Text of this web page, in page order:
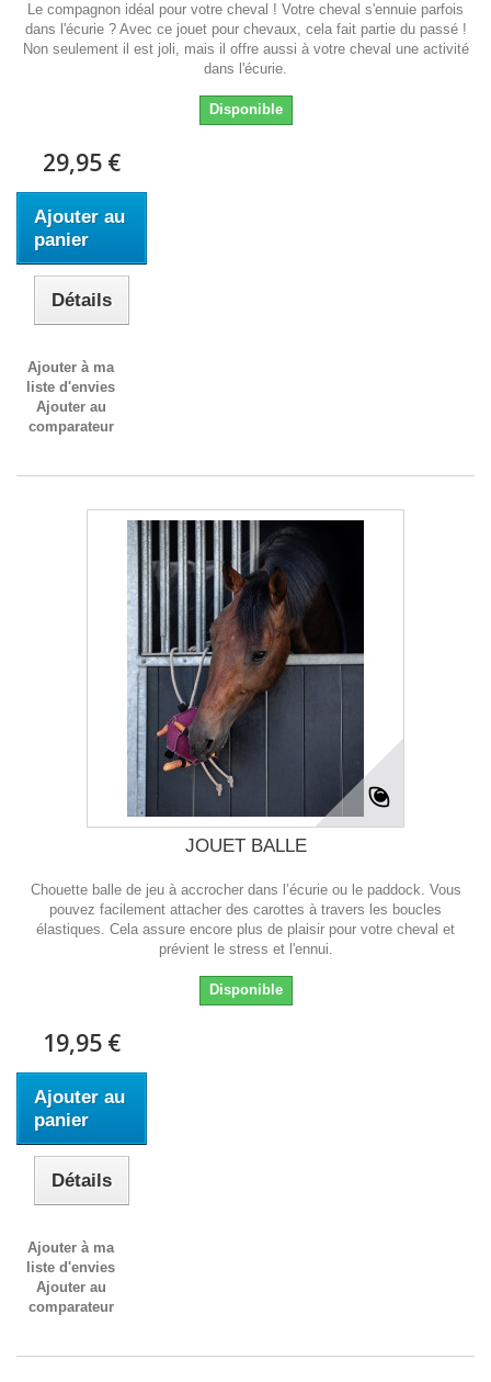
Le compagnon idéal pour votre cheval ! Votre cheval s'ennuie parfois
dans l'écurie ? Avec ce jouet pour chevaux, cela fait partie du passé !
Non seulement il est joli, mais il offre aussi à votre cheval une activité
dans l'écurie.
Disponible
29,95 €
Ajouter au
panier
Détails
Ajouter à ma
liste d'envies
Ajouter au
comparateur
JOUET BALLE
Chouette balle de jeu à accrocher dans l’écurie ou le paddock. Vous
pouvez facilement attacher des carottes à travers les boucles
élastiques. Cela assure encore plus de plaisir pour votre cheval et
prévient le stress et l'ennui.
Disponible
19,95 €
Ajouter au
panier
Détails
Ajouter à ma
liste d'envies
Ajouter au
comparateur